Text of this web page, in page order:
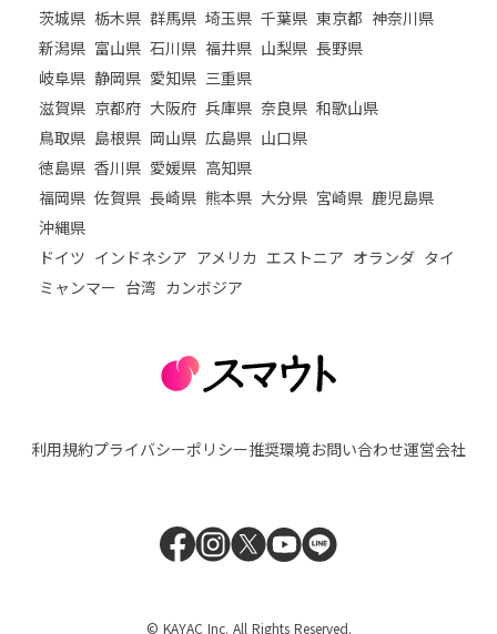
茨城県 栃木県 群馬県 埼玉県 千葉県 東京都 神奈川県
新潟県 富山県 石川県 福井県 山梨県 長野県
岐阜県 静岡県 愛知県 三重県
滋賀県 京都府 大阪府 兵庫県 奈良県 和歌山県
鳥取県 島根県 岡山県 広島県 山口県
徳島県 香川県 愛媛県 高知県
福岡県 佐賀県 長崎県 熊本県 大分県 宮崎県 鹿児島県
沖縄県
ドイツ インドネシア アメリカ エストニア オランダ タイ
ミャンマー 台湾 カンボジア
利用規約プライバシーポリシー推奨環境お問い合わせ運営会社
© KAYAC Inc. All Rights Reserved.